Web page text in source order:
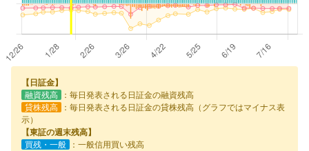
【日証金】
融資残高
：毎日発表される日証金の融資残高
貸株残高
：毎日発表される日証金の貸株残高（グラフではマイナス表
示）
【東証の週末残高】
買残・一般
：一般信用買い残高